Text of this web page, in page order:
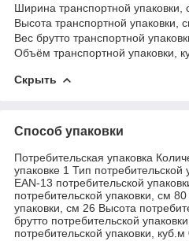
Ширина транспортной упаковки,
Высота транспортной упаковки,
Вес брутто транспортной
Объём транспортной упаковки,
Скрыть
Способ упаковки
Потребительская упаковка
упаковке 1 Тип потребительской
EAN-13 потребительской
потребительской упаковки, см
упаковки, см 26 Высота
брутто потребительской
потребительской упаковки,